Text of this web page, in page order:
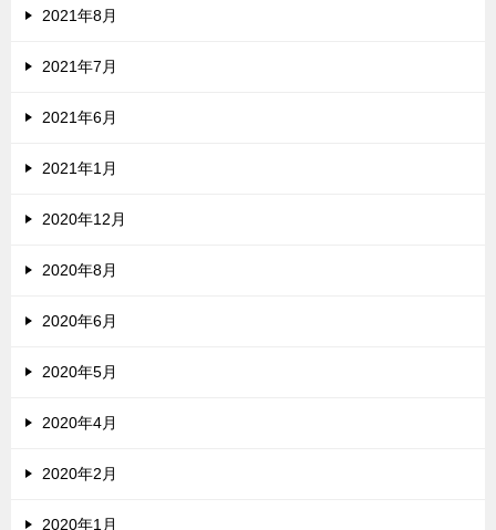
2021年8月
2021年7月
2021年6月
2021年1月
2020年12月
2020年8月
2020年6月
2020年5月
2020年4月
2020年2月
2020年1月